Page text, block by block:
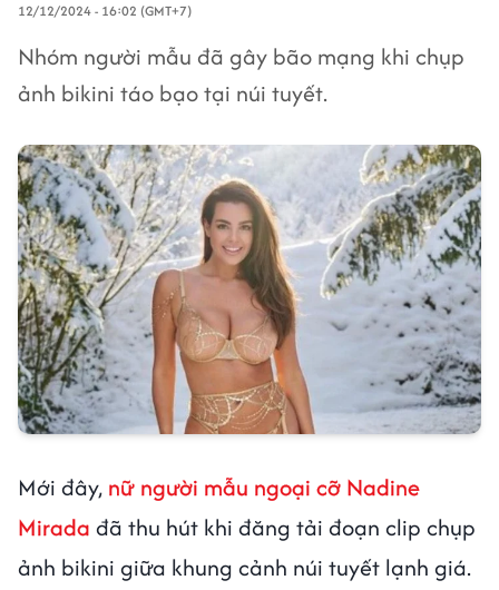
12/12/2024 - 16:02 (GMT+7)
Nhóm người mẫu đã gây bão mạng khi chụp
ảnh bikini táo bạo tại núi tuyết.
Mới đây, nữ người mẫu ngoại cỡ Nadine
Mirada đã thu hút khi đăng tải đoạn clip chụp
ảnh bikini giữa khung cảnh núi tuyết lạnh giá.